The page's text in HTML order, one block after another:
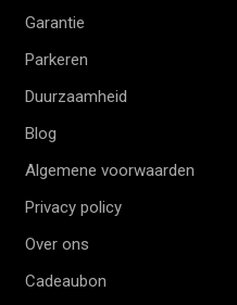
Garantie
Parkeren
Duurzaamheid
Blog
Algemene voorwaarden
Privacy policy
Over ons
Cadeaubon